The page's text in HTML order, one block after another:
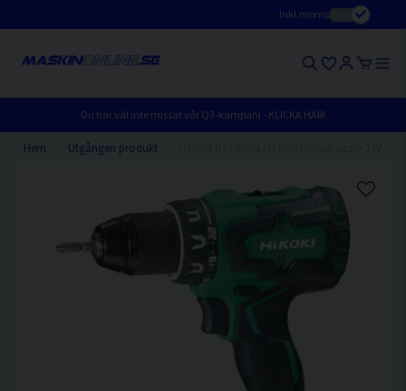
Inkl.moms
Du har väl inte missat vår Q3-kampanj - KLICKA HÄR!
Hem Utgången produkt